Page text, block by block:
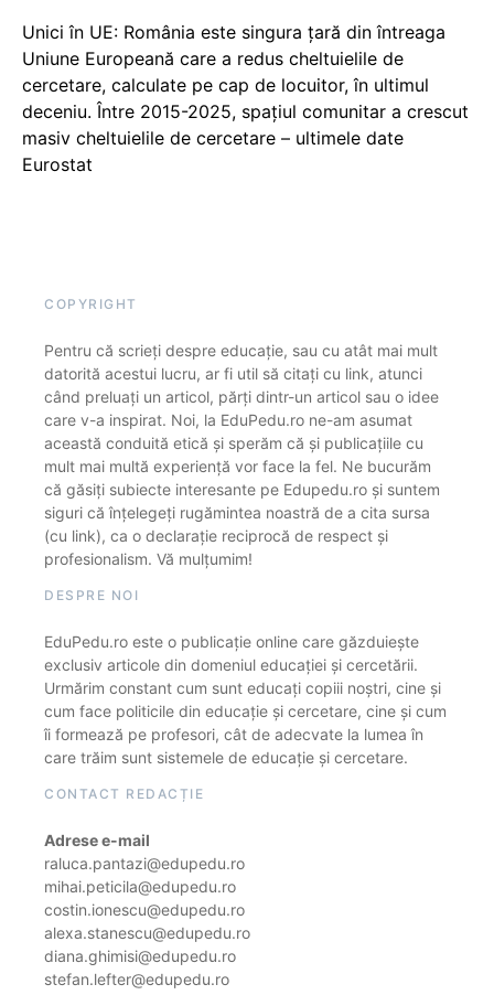
Unici în UE: România este singura țară din întreaga
Uniune Europeană care a redus cheltuielile de
cercetare, calculate pe cap de locuitor, în ultimul
deceniu. Între 2015-2025, spațiul comunitar a crescut
masiv cheltuielile de cercetare – ultimele date
Eurostat
COPYRIGHT
Pentru că scrieți despre educație, sau cu atât mai mult
datorită acestui lucru, ar fi util să citați cu link, atunci
când preluați un articol, părți dintr-un articol sau o idee
care v-a inspirat. Noi, la EduPedu.ro ne-am asumat
această conduită etică și sperăm că și publicațiile cu
mult mai multă experiență vor face la fel. Ne bucurăm
că găsiți subiecte interesante pe Edupedu.ro și suntem
siguri că înțelegeți rugămintea noastră de a cita sursa
(cu link), ca o declarație reciprocă de respect și
profesionalism. Vă mulțumim!
DESPRE NOI
EduPedu.ro este o publicație online care găzduiește
exclusiv articole din domeniul educației și cercetării.
Urmărim constant cum sunt educați copiii noștri, cine și
cum face politicile din educație și cercetare, cine și cum
îi formează pe profesori, cât de adecvate la lumea în
care trăim sunt sistemele de educație și cercetare.
CONTACT REDACȚIE
Adrese e-mail
raluca.pantazi@edupedu.ro
mihai.peticila@edupedu.ro
costin.ionescu@edupedu.ro
alexa.stanescu@edupedu.ro
diana.ghimisi@edupedu.ro
stefan.lefter@edupedu.ro